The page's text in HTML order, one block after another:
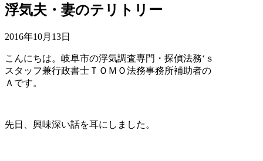
浮気夫・妻のテリトリー
2016年10月13日
こんにちは。岐阜市の浮気調査専門・探偵法務‘ｓ
スタッフ兼行政書士ＴＯＭＯ法務事務所補助者の
Ａです。
先日、興味深い話を耳にしました。